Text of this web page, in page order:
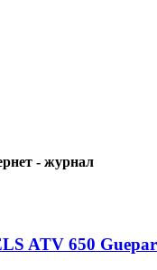
- журнал
ATV 650